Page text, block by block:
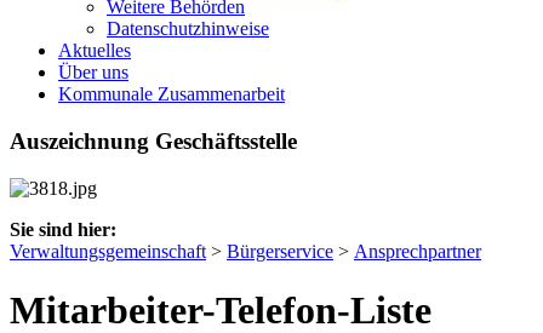
Weitere Behörden
Datenschutzhinweise
Aktuelles
Über uns
Kommunale Zusammenarbeit
Auszeichnung Geschäftsstelle
Sie sind hier:
Verwaltungsgemeinschaft > Bürgerservice > Ansprechpartner
Mitarbeiter-Telefon-Liste